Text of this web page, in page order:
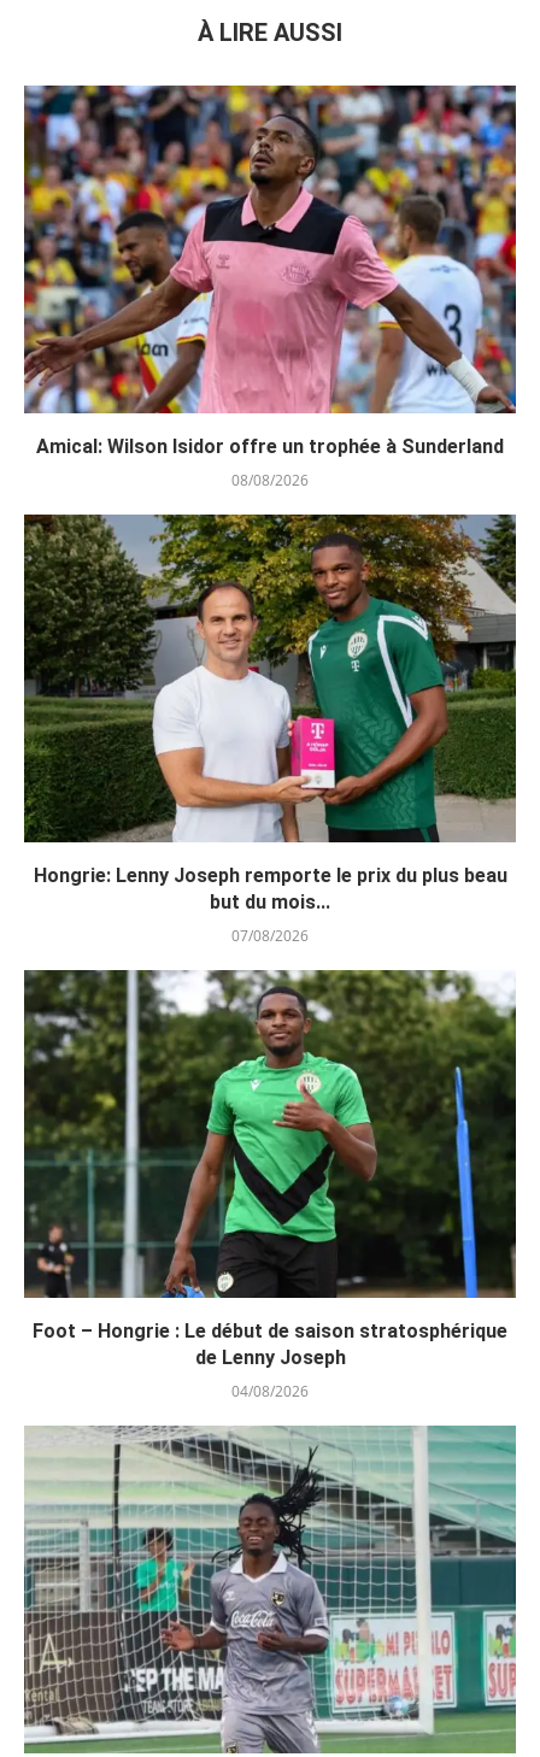
À LIRE AUSSI
Amical: Wilson Isidor offre un trophée à Sunderland
08/08/2026
Hongrie: Lenny Joseph remporte le prix du plus beau
but du mois...
07/08/2026
Foot – Hongrie : Le début de saison stratosphérique
de Lenny Joseph
04/08/2026